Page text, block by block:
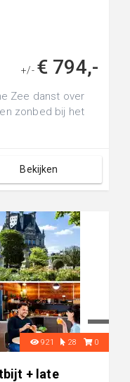
+/- € 794,-
Zee danst over
zonbed bij het
Bekijken
921 28 0
+ late